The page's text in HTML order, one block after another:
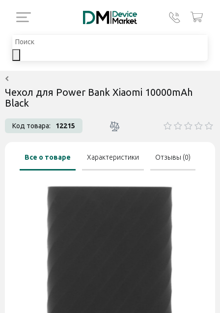
Чехол для Power Bank Xiaomi 10000mAh
Black
Код товара: 12215
Все о товаре Характеристики Отзывы (0)